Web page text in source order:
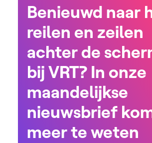
Benieuwd naar
reilen en zeilen
achter de
bij VRT? In onze
maandelijkse
nieuwsbrief
meer te weten